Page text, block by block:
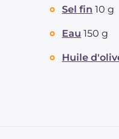
Sel fin 10 g
Eau 150 g
Huile